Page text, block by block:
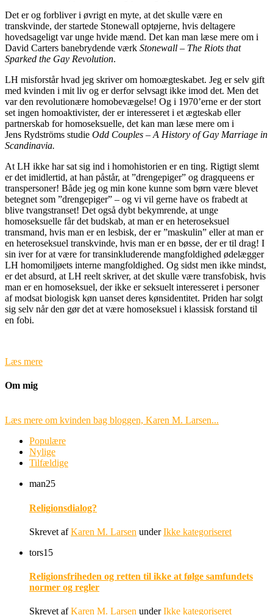
Det er og forbliver i øvrigt en myte, at det skulle være en
transkvinde, der startede Stonewall optøjerne, hvis deltagere
hovedsageligt var unge hvide mænd. Det kan man læse mere om i
David Carters banebrydende værk Stonewall – The Riots that
Sparked the Gay Revolution.
LH misforstår hvad jeg skriver om homoægteskabet. Jeg er selv gift
med kvinden i mit liv og er derfor selvsagt ikke imod det. Men det
var den revolutionære homobevægelse! Og i 1970’erne er der stort
set ingen homoaktivister, der er interesseret i et ægteskab eller
partnerskab for homoseksuelle, det kan man læse mere om i
Jens Rydströms studie Odd Couples – A History of Gay Marriage in
Scandinavia.
At LH ikke har sat sig ind i homohistorien er en ting. Rigtigt slemt
er det imidlertid, at han påstår, at ”drengepiger” og dragqueens er
transpersoner! Både jeg og min kone kunne som børn være blevet
betegnet som ”drengepiger” – og vi vil gerne have os frabedt at
blive tvangstranset! Det også dybt bekymrende, at unge
homoseksuelle får det budskab, at man er en heteroseksuel
transmand, hvis man er en lesbisk, der er ”maskulin” eller at man er
en heteroseksuel transkvinde, hvis man er en bøsse, der er til drag! I
sin iver for at være for transinkluderende mangfoldighed ødelægger
LH homomiljøets interne mangfoldighed. Og sidst men ikke mindst,
er det absurd, at LH reelt skriver, at det skulle være transfobisk, hvis
man er en homoseksuel, der ikke er seksuelt interesseret i personer
af modsat biologisk køn uanset deres kønsidentitet. Priden har solgt
sig selv når den gør det at være homoseksuel i klassisk forstand til
en fobi.
Læs mere
Om mig
Læs mere om kvinden bag bloggen, Karen M. Larsen...
Populære
Nylige
Tilfældige
man25
Religionsdialog?
Skrevet afKaren M. Larsen underIkke kategoriseret
tors15
Religionsfriheden og retten til ikke at følge samfundets
normer og regler
Skrevet afKaren M. Larsen underIkke kategoriseret